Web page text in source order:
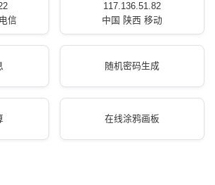
信
117.136.51.82
中国 陕西 移动
随机密码生成
在线涂鸦画板